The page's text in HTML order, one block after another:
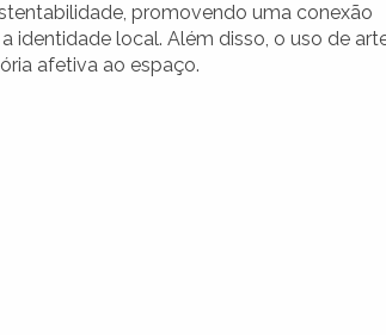
promovendo uma conexão
identidade local. Além disso, o uso de
afetiva ao espaço.